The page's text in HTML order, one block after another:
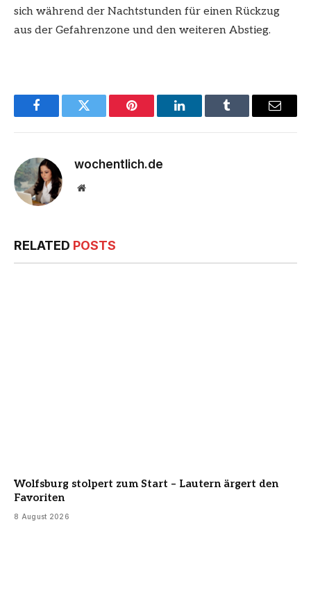
sich während der Nachtstunden für einen Rückzug
aus der Gefahrenzone und den weiteren Abstieg.
FacebookTwitter Pinterest LinkedInTumblr Email
wochentlich.de
Website
RELATED POSTS
Wolfsburg stolpert zum Start – Lautern ärgert den
Favoriten
8 August 2026